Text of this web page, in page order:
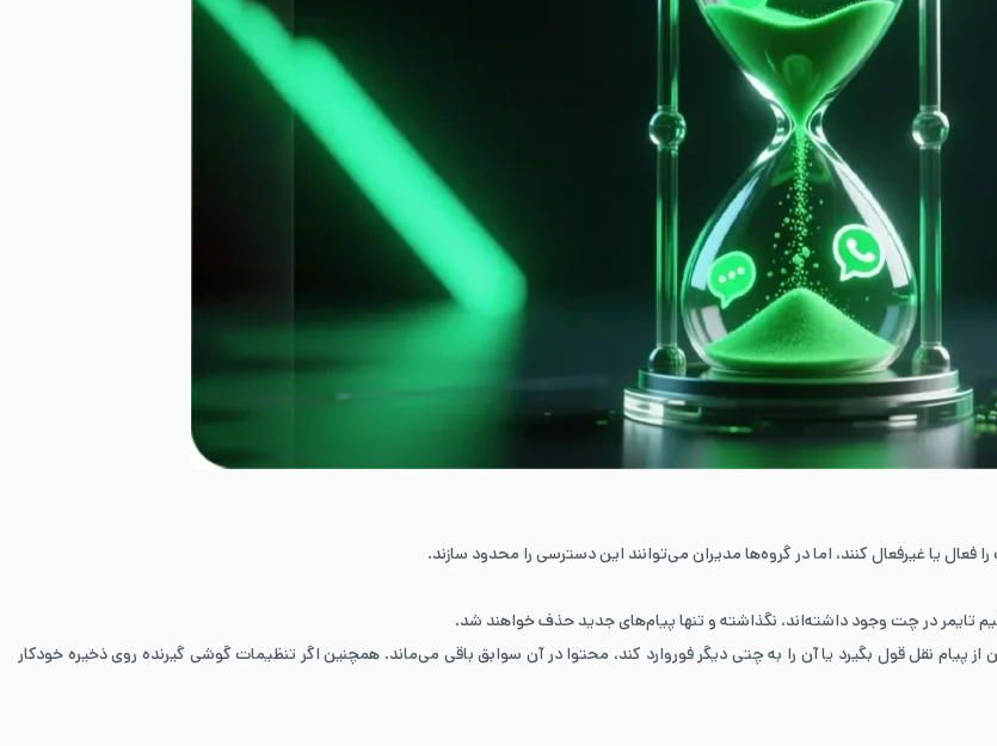
یا غیرفعال کنند، اما در گروه‌ها مدیران می‌توانند این دسترسی را محدود سازند.
تایمر در چت وجود داشته‌اند، نگذاشته و تنها پیام‌های جدید حذف خواهند شد.
پیام نقل قول بگیرد یا آن را به چتی دیگر فوروارد کند، محتوا در آن سوابق باقی می‌ماند. همچنین اگر تنظیمات گوشی گیرنده روی ذخیره خودکار